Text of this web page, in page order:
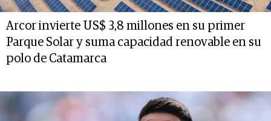
Arcor invierte US$ 3,8 millones en su primer
Parque Solar y suma capacidad renovable en su
polo de Catamarca